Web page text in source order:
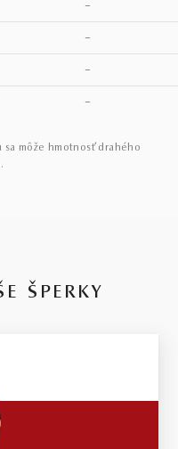
–
–
–
–
môže hmotnosť drahého
ŠPERKY